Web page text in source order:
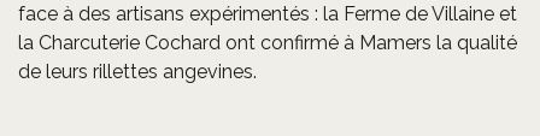
face à des artisans expérimentés : la Ferme de Villaine et
la Charcuterie Cochard ont confirmé à Mamers la qualité
de leurs rillettes angevines.